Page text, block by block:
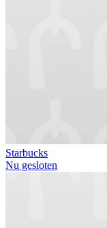
Starbucks
Nu gesloten